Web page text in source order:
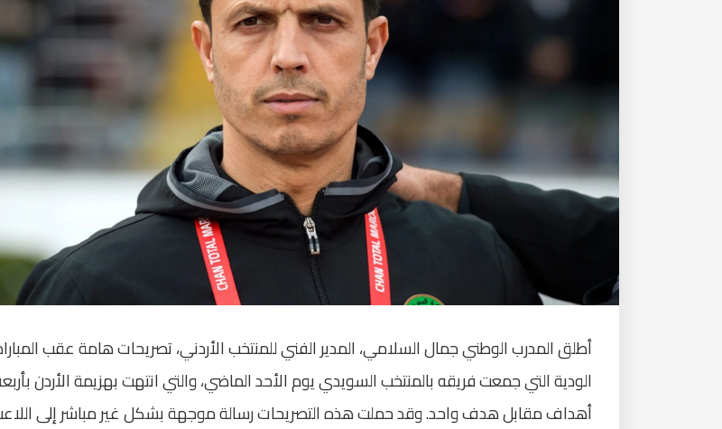
أطلق المدرب الوطني جمال السلامي، المدير الفني للمنتخب الأردني، تصريحات هامة عقب
الودية التي جمعت فريقه بالمنتخب السويدي يوم الأحد الماضي، والتي انتهت بهزيمة الأردن
أهداف مقابل هدف واحد. وقد حملت هذه التصريحات رسالة موجهة بشكل غير مباشر إلى